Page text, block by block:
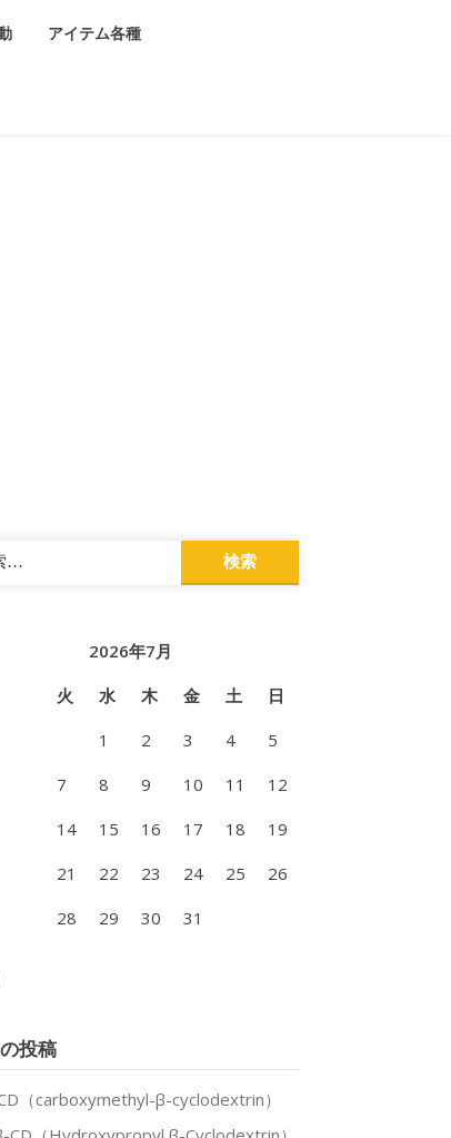
アイテム各種
2026年7月
火 水 木 金 土
日
1
2 3 4
5
7 8 9 10 11
12
14 15 16 17 18
19
21 22 23 24 25
26
28 29 30 31
投稿
（carboxymethyl-β-cyclodextrin）